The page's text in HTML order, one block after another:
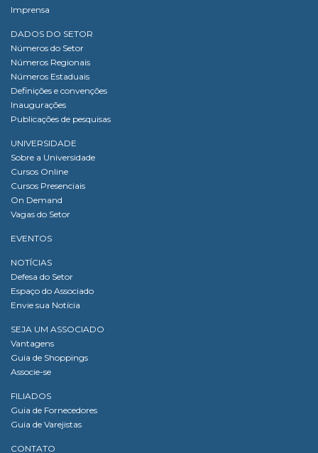
Imprensa
DADOS DO SETOR
Números do Setor
Números Regionais
Números Estaduais
Definições e convenções
Inaugurações
Publicações de pesquisas
UNIVERSIDADE
Sobre a Universidade
Cursos Online
Cursos Presenciais
On Demand
Vagas do Setor
EVENTOS
NOTÍCIAS
Defesa do Setor
Espaço do Associado
Envie sua Notícia
SEJA UM ASSOCIADO
Vantagens
Guia de Shoppings
Associe-se
FILIADOS
Guia de Fornecedores
Guia de Varejistas
CONTATO